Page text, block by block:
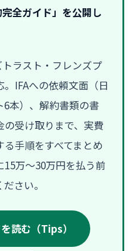
全ガイド」を公開し
ラスト・フレンズプ
IFAへの依頼文面（日
本）、解約書類の書
の受け取りまで、実費
手順をすべてまとめ
万〜30万円を払う前
さい。
読む（Tips）